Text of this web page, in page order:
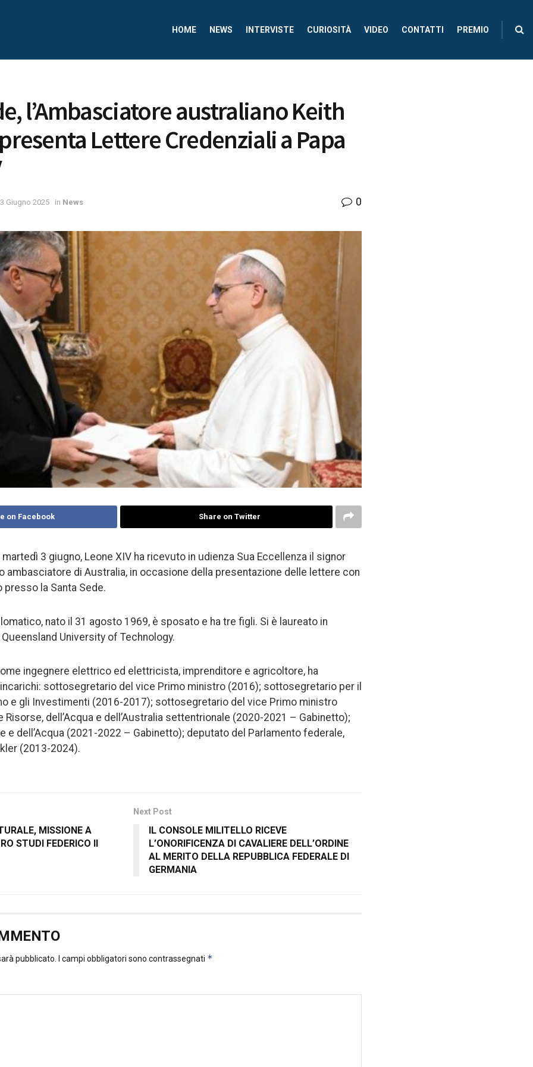
HOME NEWS INTERVISTE CURIOSITÀ VIDEO CONTATTI PREMIO
l’Ambasciatore australiano Keith
Lettere Credenziali a Papa
3 Giugno 2025 in News 0
on Facebook Share on Twitter
3 giugno, Leone XIV ha ricevuto in udienza Sua Eccellenza il signor
ambasciatore di Australia, in occasione della presentazione delle lettere con
la Santa Sede.
nato il 31 agosto 1969, è sposato e ha tre figli. Si è laureato in
University of Technology.
ingegnere elettrico ed elettricista, imprenditore e agricoltore, ha
sottosegretario del vice Primo ministro (2016); sottosegretario per il
e gli Investimenti (2016-2017); sottosegretario del vice Primo ministro
dell’Acqua e dell’Australia settentrionale (2020-2021 – Gabinetto);
e dell’Acqua (2021-2022 – Gabinetto); deputato del Parlamento federale,
(2013-2024).
MISSIONE A
STUDI FEDERICO II
Next Post
IL CONSOLE MILITELLO RICEVE
L’ONORIFICENZA DI CAVALIERE DELL’ORDINE
AL MERITO DELLA REPUBBLICA FEDERALE DI
GERMANIA
pubblicato. I campi obbligatori sono contrassegnati *